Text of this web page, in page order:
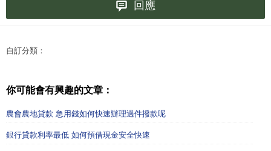
回應
自訂分類：
你可能會有興趣的文章：
農會農地貸款 急用錢如何快速辦理過件撥款呢
銀行貸款利率最低 如何預借現金安全快速